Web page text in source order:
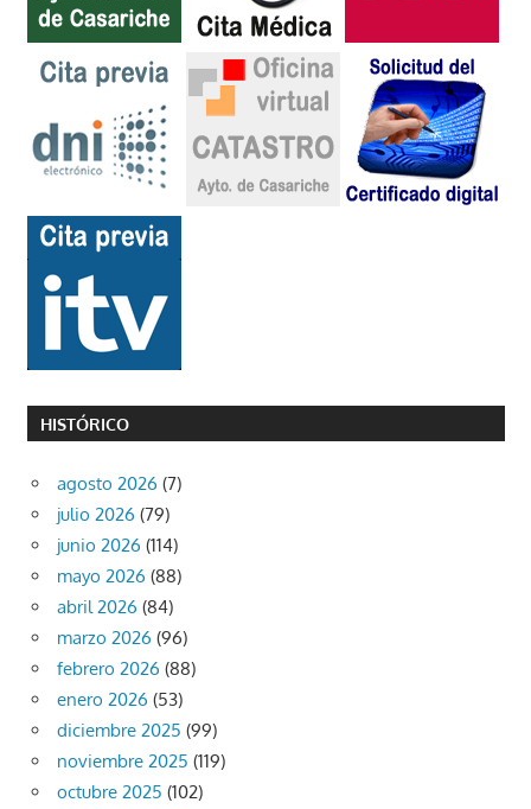
HISTÓRICO
agosto 2026 (7)
julio 2026 (79)
junio 2026 (114)
mayo 2026 (88)
abril 2026 (84)
marzo 2026 (96)
febrero 2026 (88)
enero 2026 (53)
diciembre 2025 (99)
noviembre 2025 (119)
octubre 2025 (102)